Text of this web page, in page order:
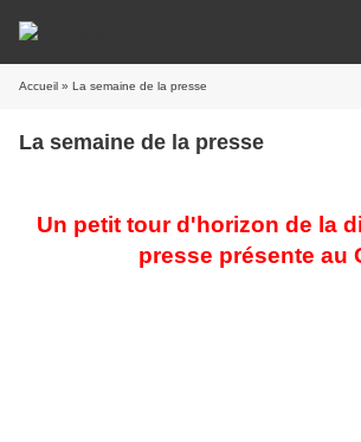
Accueil » La semaine de la presse
La semaine de la presse
Un petit tour d'horizon de la
presse présente au